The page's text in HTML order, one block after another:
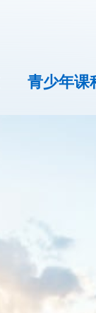
青少年课